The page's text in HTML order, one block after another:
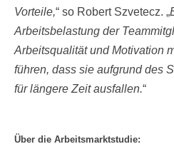
Vorteile,“ so Robert Szvetecz. „
Arbeitsbelastung der
Arbeitsqualität und Motivation
führen, dass sie aufgrund des
für längere Zeit ausfallen.“
Über die Arbeitsmarktstudie: